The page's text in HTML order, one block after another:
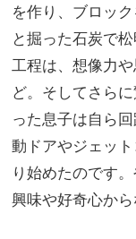
を作り、ブロッ
と掘った石炭で
工程は、想像力
ど。そしてさら
った息子は自ら
動ドアやジェッ
り始めたのです
興味や好奇心から